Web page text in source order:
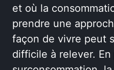
et où la
prendre une
façon de vivre peut
difficile à relever.